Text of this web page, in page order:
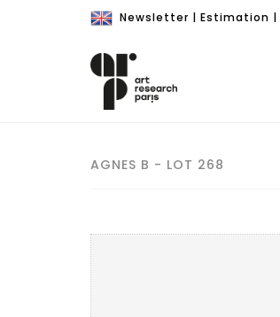
Newsletter | Estimation |
AGNES B - LOT 268